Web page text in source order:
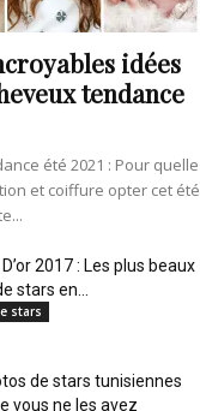
idées
tendance
été 2021 : Pour quelle
et coiffure opter cet été
2017 : Les plus beaux
stars en...
stars
de stars tunisiennes
vous ne les avez